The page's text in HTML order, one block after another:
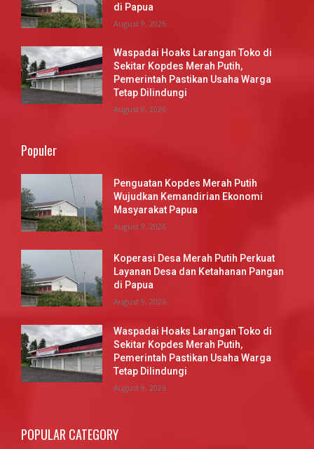
di Papua
August 9, 2026
Waspadai Hoaks Larangan Toko di
Sekitar Kopdes Merah Putih,
Pemerintah Pastikan Usaha Warga
Tetap Dilindungi
August 9, 2026
Populer
Penguatan Kopdes Merah Putih
Wujudkan Kemandirian Ekonomi
Masyarakat Papua
August 9, 2026
Koperasi Desa Merah Putih Perkuat
Layanan Desa dan Ketahanan Pangan
di Papua
August 9, 2026
Waspadai Hoaks Larangan Toko di
Sekitar Kopdes Merah Putih,
Pemerintah Pastikan Usaha Warga
Tetap Dilindungi
August 9, 2026
POPULAR CATEGORY